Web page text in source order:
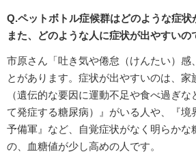
Q.ペットボトル症候群はどのような症状
また、どのような人に症状が出やすいの
市原さん「吐き気や倦怠（けんたい）感
とがあります。症状が出やすいのは、家
（遺伝的な要因に運動不足や食べ過ぎ
て発症する糖尿病）』がいる人や、『境
予備軍』など、自覚症状がなく明らかな
の、血糖値が少し高めの人です。